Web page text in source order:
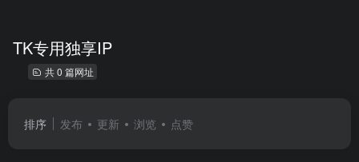
TK专用独享IP
共 0 篇网址
排序 发布 更新 浏览 点赞